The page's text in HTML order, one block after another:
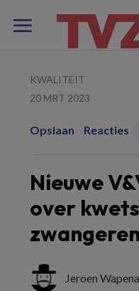
KWALITEIT
20 MRT 2023
Opslaan Reacties
Nieuwe
over
zwangeren
Jeroen